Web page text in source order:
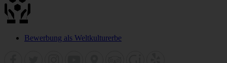
Bewerbung als Weltkulturerbe